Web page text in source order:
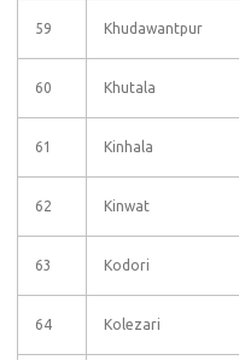
59 Khudawantpur
60 Khutala
61 Kinhala
62 Kinwat
63 Kodori
64 Kolezari